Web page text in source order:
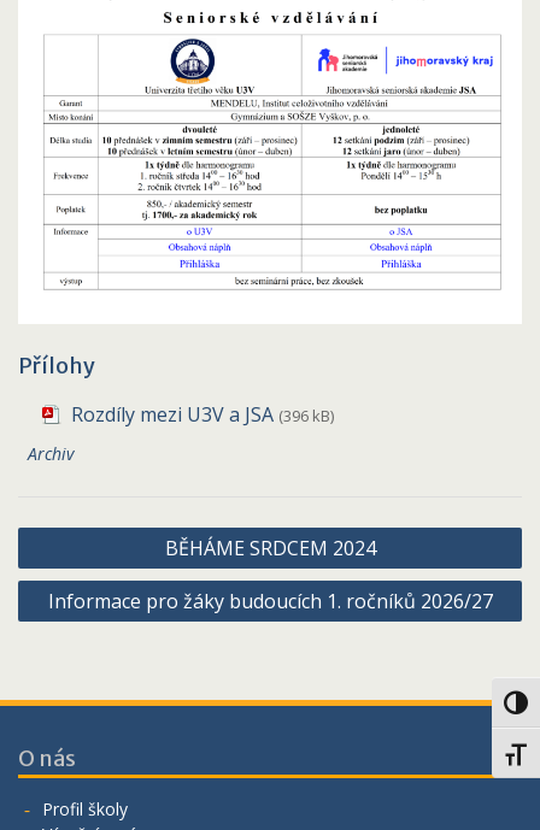
Přílohy
Rozdíly mezi U3V a JSA (396 kB)
Archiv
Navigace
pro
příspěvek
BĚHÁME SRDCEM 2024
Informace pro žáky budoucích 1. ročníků 2026/27
O nás
Profil školy